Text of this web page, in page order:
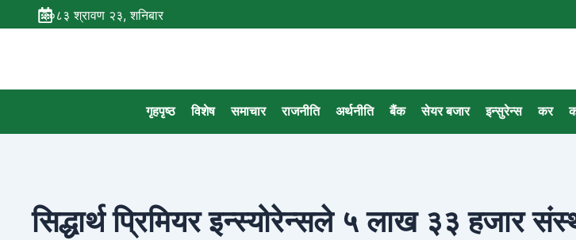
to
२०८३ श्रावण २३, शनिबार
गृहपृष्ठ विशेष समाचार राजनीति अर्थनीति बैंक सेयर बजार इन्सुरेन्स कर
सिद्धार्थ प्रिमियर इन्स्योरेन्सले ५ लाख ३३ हजार